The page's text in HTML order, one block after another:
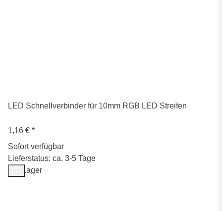
LED Schnellverbinder für 10mm RGB LED Streifen
1,16 € *
Sofort verfügbar
Lieferstatus: ca. 3-5 Tage
Auf Lager